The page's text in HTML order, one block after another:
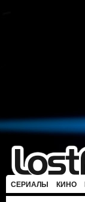
СЕРИАЛЫ КИНО